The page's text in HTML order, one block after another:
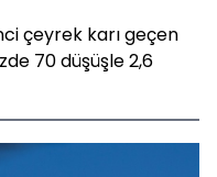
çeyrek karı geçen
70 düşüşle 2,6